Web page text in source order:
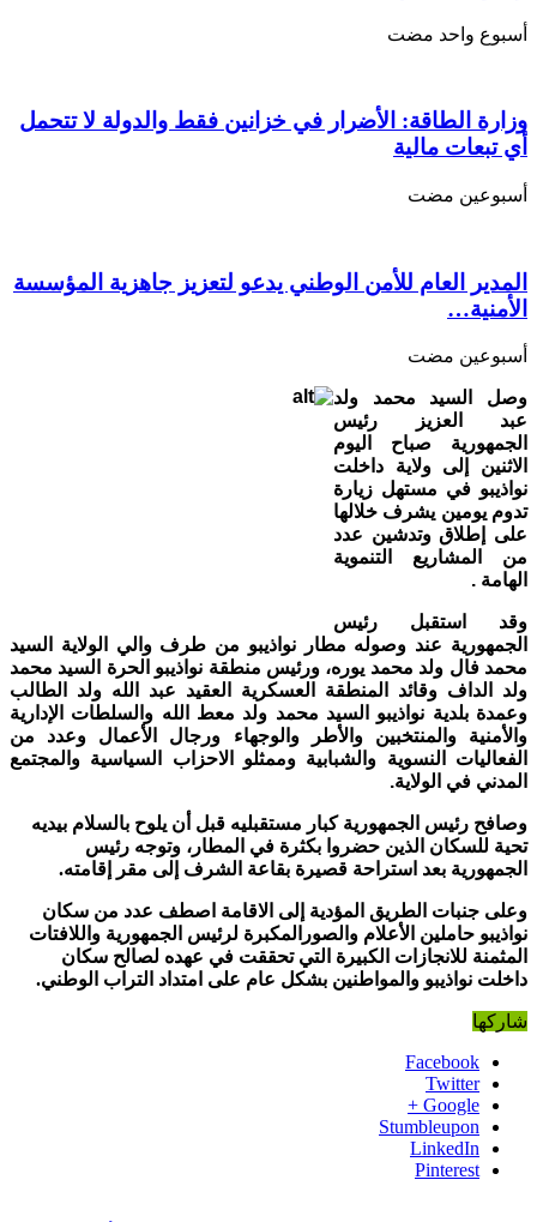
‏أسبوع واحد مضت
وزارة الطاقة: الأضرار في خزانين فقط والدولة لا تتحمل
أي تبعات مالية
‏أسبوعين مضت
المدير العام للأمن الوطني يدعو لتعزيز جاهزية المؤسسة
الأمنية…
‏أسبوعين مضت
وصل السيد محمد ولد
عبد العزيز رئيس
الجمهورية صباح اليوم
الاثنين إلى ولاية داخلت
نواذيبو في مستهل زيارة
تدوم يومين يشرف خلالها
على إطلاق وتدشين عدد
من المشاريع التنموية
الهامة .
وقد استقبل رئيس
الجمهورية عند وصوله مطار نواذيبو من طرف والي الولاية السيد
محمد فال ولد محمد يوره، ورئيس منطقة نواذيبو الحرة السيد محمد
ولد الداف وقائد المنطقة العسكرية العقيد عبد الله ولد الطالب
وعمدة بلدية نواذيبو السيد محمد ولد معط الله والسلطات الإدارية
والأمنية والمنتخبين والأطر والوجهاء ورجال الأعمال وعدد من
الفعاليات النسوية والشبابية وممثلو الاحزاب السياسية والمجتمع
المدني في الولاية.
وصافح رئيس الجمهورية كبار مستقبليه قبل أن يلوح بالسلام بيديه
تحية للسكان الذين حضروا بكثرة في المطار، وتوجه رئيس
الجمهورية بعد استراحة قصيرة بقاعة الشرف إلى مقر إقامته.
وعلى جنبات الطريق المؤدية إلى الاقامة اصطف عدد من سكان
نواذيبو حاملين الأعلام والصورالمكبرة لرئيس الجمهورية واللافتات
المثمنة للانجازات الكبيرة التي تحققت في عهده لصالح سكان
داخلت نواذيبو والمواطنين بشكل عام على امتداد التراب الوطني.
شاركها
Facebook
Twitter
Google +
Stumbleupon
LinkedIn
Pinterest